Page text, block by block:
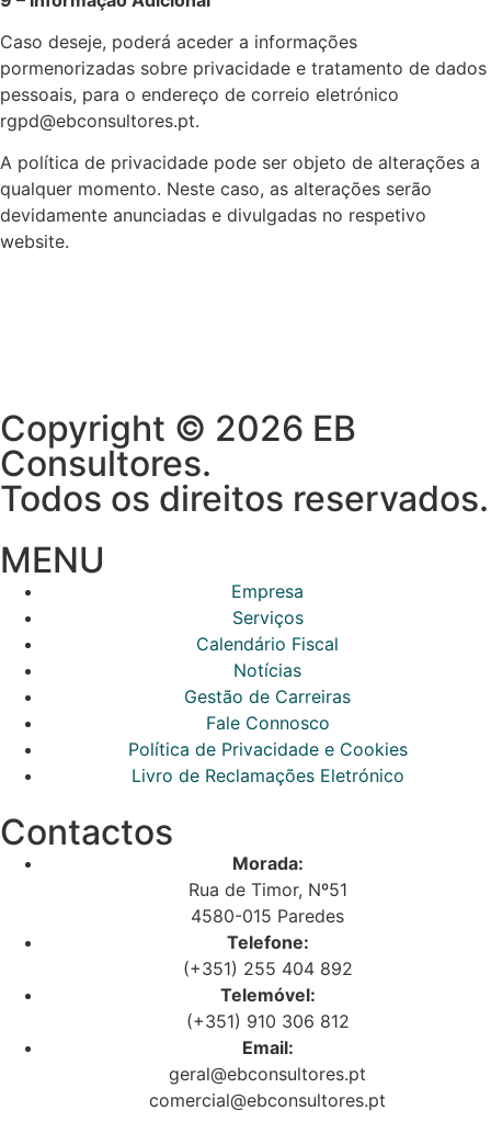
Caso deseje, poderá aceder a informações
pormenorizadas sobre privacidade e tratamento de dados
pessoais, para o endereço de correio eletrónico
rgpd@ebconsultores.pt.
A política de privacidade pode ser objeto de alterações a
qualquer momento. Neste caso, as alterações serão
devidamente anunciadas e divulgadas no respetivo
website.
Copyright © 2026 EB
Consultores.
Todos os direitos reservados.
MENU
Empresa
Serviços
Calendário Fiscal
Notícias
Gestão de Carreiras
Fale Connosco
Política de Privacidade e Cookies
Livro de Reclamações Eletrónico
Contactos
Morada:
Rua de Timor, Nº51
4580-015 Paredes
Telefone:
(+351) 255 404 892
Telemóvel:
(+351) 910 306 812
Email:
geral@ebconsultores.pt
comercial@ebconsultores.pt